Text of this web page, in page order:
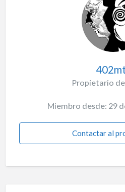
Propietario
Miembro desde: 29
Contactar al